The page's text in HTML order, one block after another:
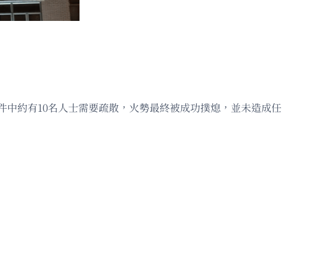
約有10名人士需要疏散，火勢最終被成功撲熄，並未造成任